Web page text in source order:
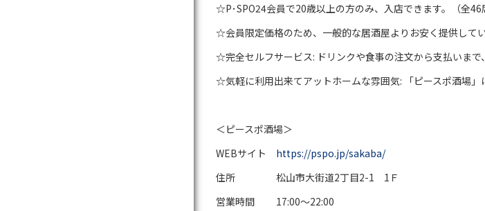
☆P･SPO24会員で20歳以上の方のみ、入店できます。（全46
☆会員限定価格のため、一般的な居酒屋よりお安く提供してい
☆完全セルフサービス: ドリンクや食事の注文から支払いまで
☆気軽に利用出来てアットホームな雰囲気: 「ピースポ酒場
＜ピースポ酒場＞
WEBサイト https://pspo.jp/sakaba/
住所 松山市大街道2丁目2-1 1Ｆ
営業時間 17:00～22:00